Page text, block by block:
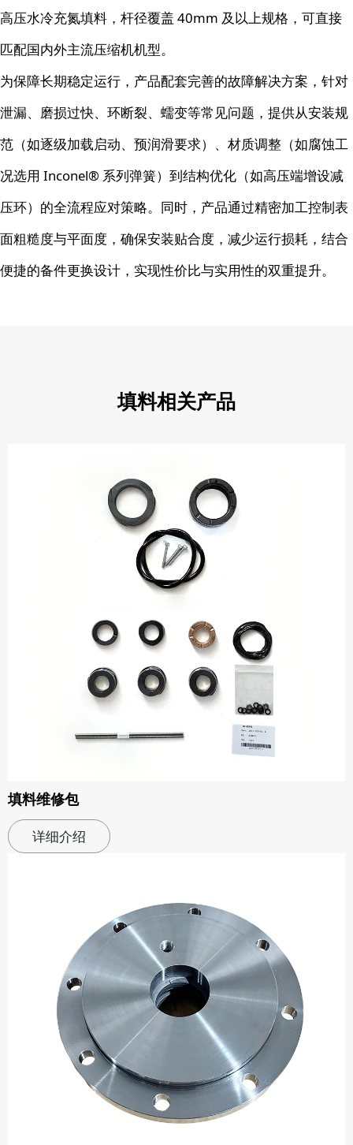
高压水冷充氮填料，杆径覆盖 40mm 及以上规格，可直接
匹配国内外主流压缩机机型。
为保障长期稳定运行，产品配套完善的故障解决方案，针对
泄漏、磨损过快、环断裂、蠕变等常见问题，提供从安装规
范（如逐级加载启动、预润滑要求）、材质调整（如腐蚀工
况选用 Inconel® 系列弹簧）到结构优化（如高压端增设减
压环）的全流程应对策略。同时，产品通过精密加工控制表
面粗糙度与平面度，确保安装贴合度，减少运行损耗，结合
便捷的备件更换设计，实现性价比与实用性的双重提升。
填料相关产品
填料维修包
详细介绍